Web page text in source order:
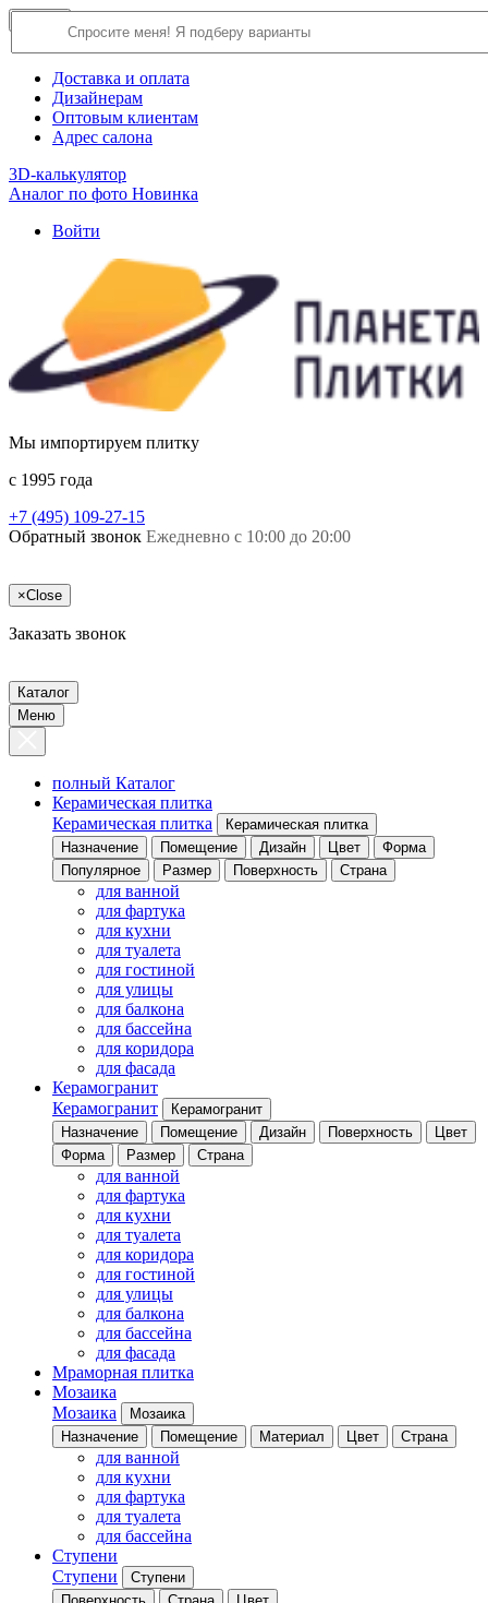
О компании
Доставка и оплата
Дизайнерам
Оптовым клиентам
Адрес салона
3D-калькулятор
Аналог по фото Новинка
Войти
Мы импортируем плитку
c 1995 года
+7 (495) 109-27-15
Обратный звонок Ежедневно с 10:00 до 20:00
×Close
Заказать звонок
Каталог
Меню
полный Каталог
Керамическая плитка
Керамическая плитка
Керамическая плитка
Назначение
Помещение Дизайн Цвет
Форма
Популярное
Размер Поверхность Страна
для ванной
для фартука
для кухни
для туалета
для гостиной
для улицы
для балкона
для бассейна
для коридора
для фасада
Керамогранит
Керамогранит
Керамогранит
Назначение
Помещение Дизайн Поверхность
Цвет
Форма
Размер Страна
для ванной
для фартука
для кухни
для туалета
для коридора
для гостиной
для улицы
для балкона
для бассейна
для фасада
Мраморная плитка
Мозаика
Мозаика
Мозаика
Назначение
Помещение Материал Цвет Страна
для ванной
для кухни
для фартука
для туалета
для бассейна
Ступени
Ступени
Ступени